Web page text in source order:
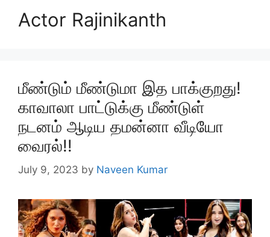
Actor Rajinikanth
மீண்டும் மீண்டுமா இத பாக்குறது!
காவாலா பாட்டுக்கு மீண்டுள்
நடனம் ஆடிய தமன்னா வீடியோ
வைரல்!!
July 9, 2023 by Naveen Kumar